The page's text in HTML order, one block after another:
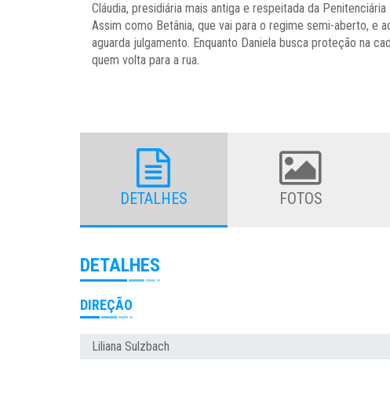
Cláudia, presidiária mais antiga e respeitada da
Assim como Betânia, que vai para o regime semi-aberto, e
aguarda julgamento. Enquanto Daniela busca proteção na
quem volta para a rua.
DETALHES FOTOS
DETALHES
DIREÇÃO
Liliana Sulzbach